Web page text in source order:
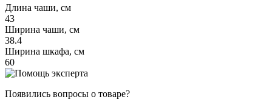
Длина чаши, см
43
Ширина чаши, см
38.4
Ширина шкафа, см
60
Появились вопросы о товаре?